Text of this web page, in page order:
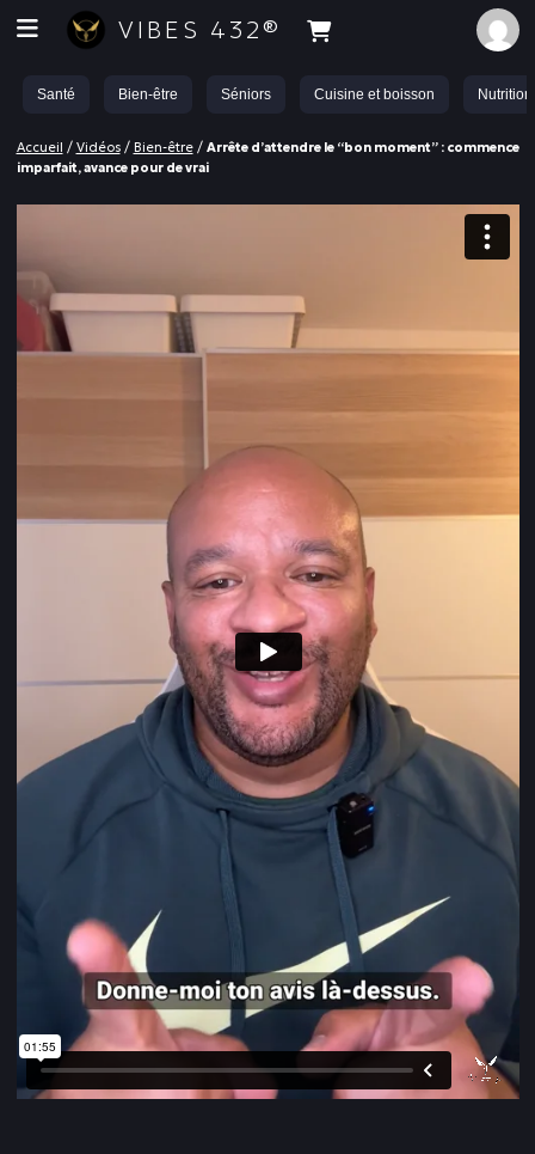
VIBES 432®
Santé Bien-être Séniors Cuisine et boisson Nutrition
Accueil / Vidéos/ Bien-être/ Arrête d’attendre le “bon moment” : commence
imparfait, avance pour de vrai